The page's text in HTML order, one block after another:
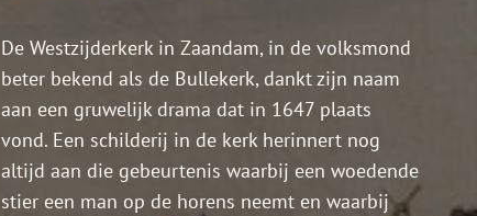
De Westzijderkerk in Zaandam, in de volksmond
beter bekend als de Bullekerk, dankt zijn naam
aan een gruwelijk drama dat in 1647 plaats
vond. Een schilderij in de kerk herinnert nog
altijd aan die gebeurtenis waarbij een woedende
stier een man op de horens neemt en waarbij